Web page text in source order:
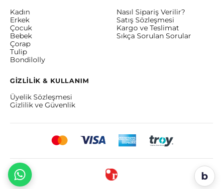
Kadın
Erkek
Çocuk
Bebek
Çorap
Tulip
Bondilolly
Nasıl Sipariş Verilir?
Satış Sözleşmesi
Kargo ve Teslimat
Sıkça Sorulan Sorular
GİZLİLİK & KULLANIM
Üyelik Sözleşmesi
Gizlilik ve Güvenlik
b